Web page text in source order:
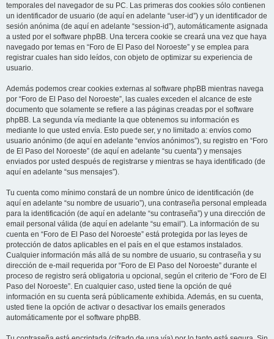
temporales del navegador de su PC. Las primeras dos cookies sólo contienen
un identificador de usuario (de aquí en adelante “user-id”) y un identificador de
sesión anónima (de aquí en adelante “session-id”), automáticamente asignada
a usted por el software phpBB. Una tercera cookie se creará una vez que haya
navegado por temas en “Foro de El Paso del Noroeste” y se emplea para
registrar cuales han sido leídos, con objeto de optimizar su experiencia de
usuario.
Además podemos crear cookies externas al software phpBB mientras navega
por “Foro de El Paso del Noroeste”, las cuales exceden el alcance de este
documento que solamente se refiere a las páginas creadas por el software
phpBB. La segunda vía mediante la que obtenemos su información es
mediante lo que usted envía. Esto puede ser, y no limitado a: envíos como
usuario anónimo (de aquí en adelante “envíos anónimos”), su registro en “Foro
de El Paso del Noroeste” (de aquí en adelante “su cuenta”) y mensajes
enviados por usted después de registrarse y mientras se haya identificado (de
aquí en adelante “sus mensajes”).
Tu cuenta como mínimo constará de un nombre único de identificación (de
aquí en adelante “su nombre de usuario”), una contraseña personal empleada
para la identificación (de aquí en adelante “su contraseña”) y una dirección de
email personal válida (de aquí en adelante “su email”). La información de su
cuenta en “Foro de El Paso del Noroeste” está protegida por las leyes de
protección de datos aplicables en el país en el que estamos instalados.
Cualquier información más allá de su nombre de usuario, su contraseña y su
dirección de e-mail requerida por “Foro de El Paso del Noroeste” durante el
proceso de registro será obligatoria u opcional, según el criterio de “Foro de El
Paso del Noroeste”. En cualquier caso, usted tiene la opción de qué
información en su cuenta será públicamente exhibida. Además, en su cuenta,
usted tiene la opción de activar o desactivar los emails generados
automáticamente por el software phpBB.